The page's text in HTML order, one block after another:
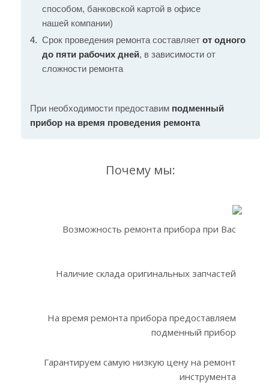
способом, банковской картой в офисе
нашей компании)
Срок проведения ремонта составляет от одного
до пяти рабочих дней, в зависимости от
сложности ремонта
При необходимости предоставим подменный
прибор на время проведения ремонта
Почему мы:
Возможность ремонта прибора при Вас
Наличие склада оригинальных запчастей
На время ремонта прибора предоставляем
подменный прибор
Гарантируем самую низкую цену на ремонт
инструмента